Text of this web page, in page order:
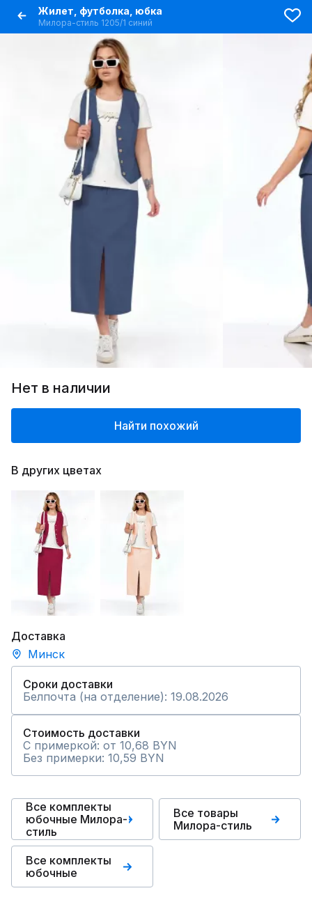
Жилет, футболка, юбка
Милора-стиль 1205/1 синий
Нет в наличии
Найти похожий
В других цветах
Доставка
Минск
Сроки доставки
Белпочта (на отделение): 19.08.2026
Стоимость доставки
С примеркой: от 10,68 BYN
Без примерки: 10,59 BYN
Все комплекты
юбочные Милора-
стиль
Все товары
Милора-стиль
Все комплекты
юбочные